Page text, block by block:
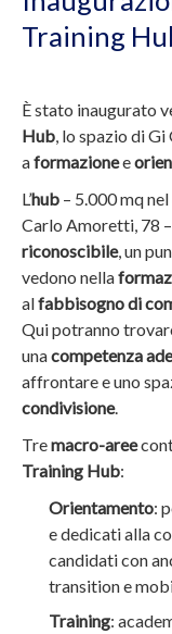
Training
È stato inaugurato
Hub , lo spazio di
aformazionee
L’hub – 5.000 mq
Carlo Amoretti, 78
riconoscibile, un
vedono nella
alfabbisogno di
Qui potranno
unacompetenza
affrontare e uno
condivisione.
Tremacro-aree
Training Hub:
Orientamento:
e dedicati alla
candidati con
transition e
Training: